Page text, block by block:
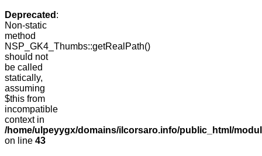
Deprecated :
Non-static
method
NSP_GK4_Thumbs::getRealPath()
should not
be called
statically,
assuming
$this from
incompatible
context in
/home/ulpeyygx/domains/ilcorsaro.info/public_html/
on line 43